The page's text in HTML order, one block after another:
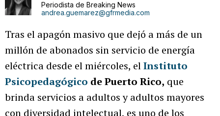
Periodista de Breaking News
andrea.guemarez@gfrmedia.com
Tras el apagón masivo que dejó a más de un
millón de abonados sin servicio de energía
eléctrica desde el miércoles, elInstituto
Psicopedagógico de Puerto Rico, que
brinda servicios a adultos y adultos mayores
con diversidad intelectual, es uno de los